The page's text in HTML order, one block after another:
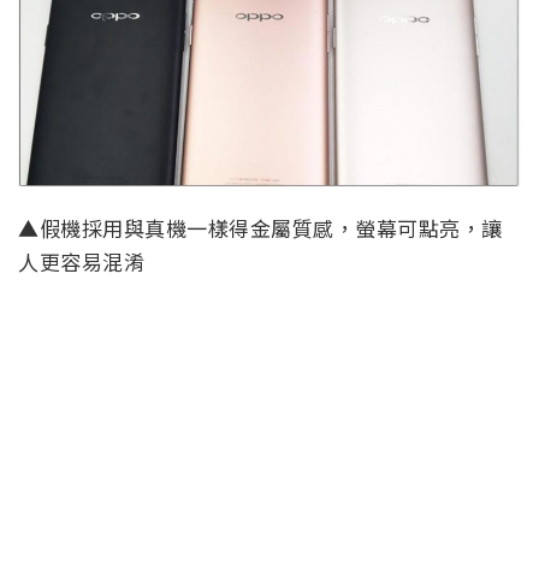
▲假機採用與真機一樣得金屬質感，螢幕可點亮，讓
人更容易混淆